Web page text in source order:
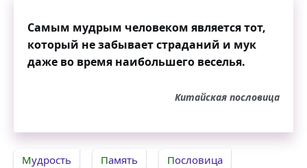
Самым мудрым человеком является тот,
который не забывает страданий и мук
даже во время наибольшего веселья.
Китайская пословица
Мудрость Память Пословица